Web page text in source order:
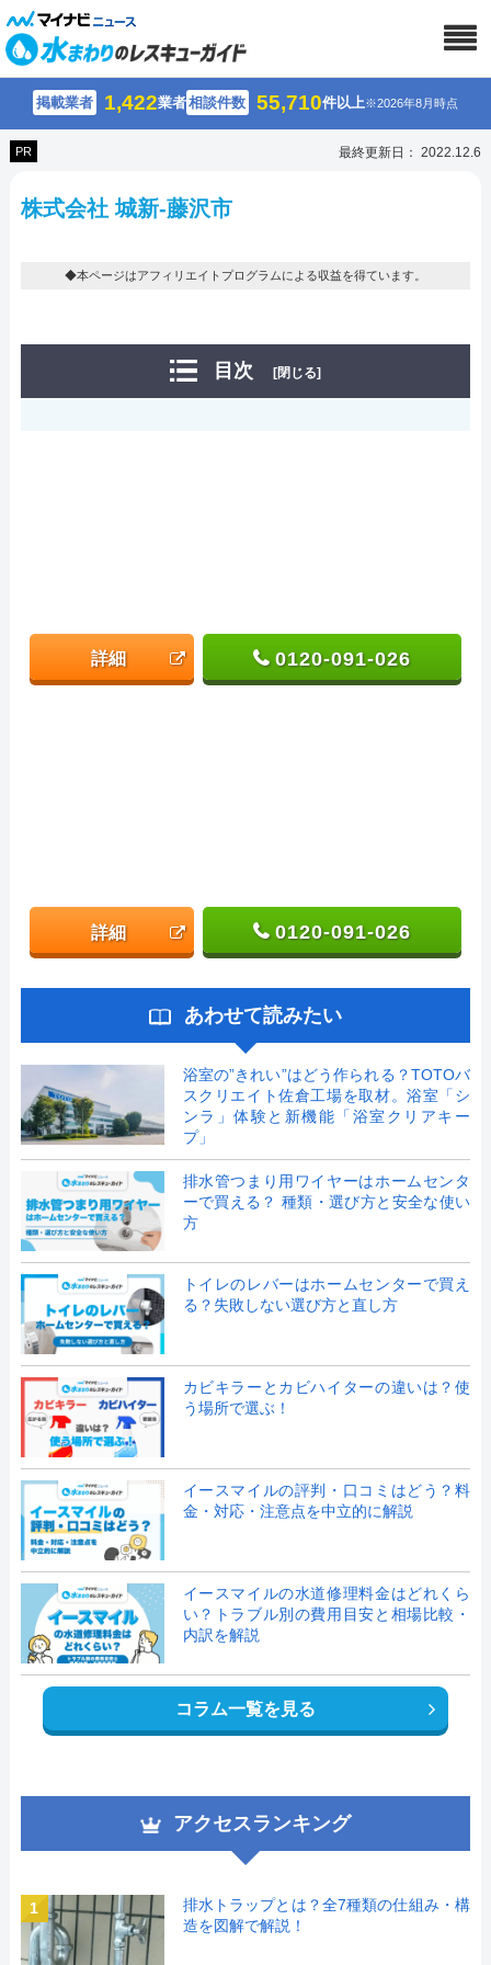
掲載業者 1,422業者相談件数 55,710件以上※2026年8月時点
PR 最終更新日： 2022.12.6
株式会社 城新-藤沢市
◆本ページはアフィリエイトプログラムによる収益を得ています。
目次 [閉じる]
詳細 0120-091-026
詳細 0120-091-026
あわせて読みたい
浴室の”きれい”はどう作られる？TOTOバ
スクリエイト佐倉工場を取材。浴室「シ
ンラ」体験と新機能「浴室クリアキー
プ」
排水管つまり用ワイヤーはホームセンタ
ーで買える？ 種類・選び方と安全な使い
方
トイレのレバーはホームセンターで買え
る？失敗しない選び方と直し方
カビキラーとカビハイターの違いは？使
う場所で選ぶ！
イースマイルの評判・口コミはどう？料
金・対応・注意点を中立的に解説
イースマイルの水道修理料金はどれくら
い？トラブル別の費用目安と相場比較・
内訳を解説
コラム一覧を見る
アクセスランキング
1
排水トラップとは？全7種類の仕組み・構
造を図解で解説！